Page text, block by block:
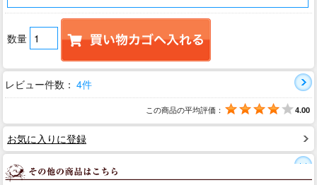
数量
レビュー件数： 4件
この商品の平均評価： 4.00
お気に入りに登録